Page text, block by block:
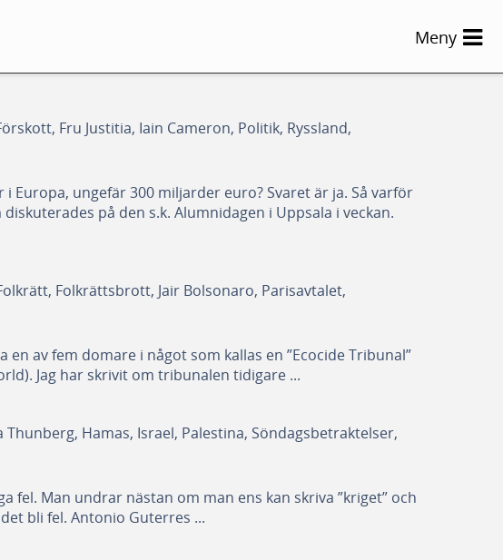
Fru Justitia, Iain Cameron, Politik, Ryssland,
Europa, ungefär 300 miljarder euro? Svaret är ja. Så varför
på den s.k. Alumnidagen i Uppsala i veckan.
Folkrättsbrott, Jair Bolsonaro, Parisavtalet,
en av fem domare i något som kallas en ”Ecocide Tribunal”
Jag har skrivit om tribunalen tidigare ...
Hamas, Israel, Palestina, Söndagsbetraktelser,
fel. Man undrar nästan om man ens kan skriva ”kriget” och
bli fel. Antonio Guterres ...
Meny